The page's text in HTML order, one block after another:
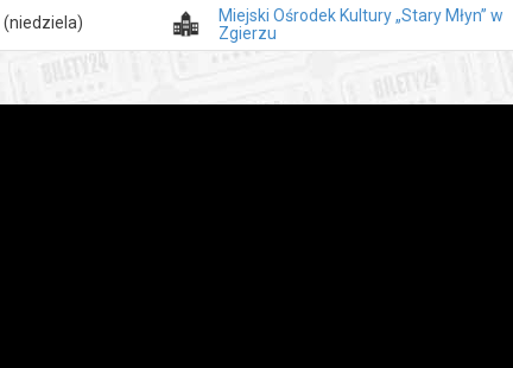
(niedziela)
Miejski Ośrodek Kultury „Stary Młyn” w
Zgierzu